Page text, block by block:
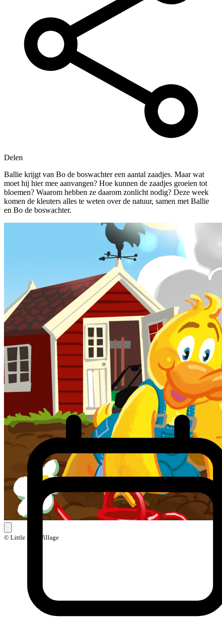
Delen
Ballie krijgt van Bo de boswachter een aantal zaadjes. Maar wat
moet hij hier mee aanvangen? Hoe kunnen de zaadjes groeien tot
bloemen? Waarom hebben ze daarom zonlicht nodig? Deze week
komen de kleuters alles te weten over de natuur, samen met Ballie
en Bo de boswachter.
© Little Ball Village